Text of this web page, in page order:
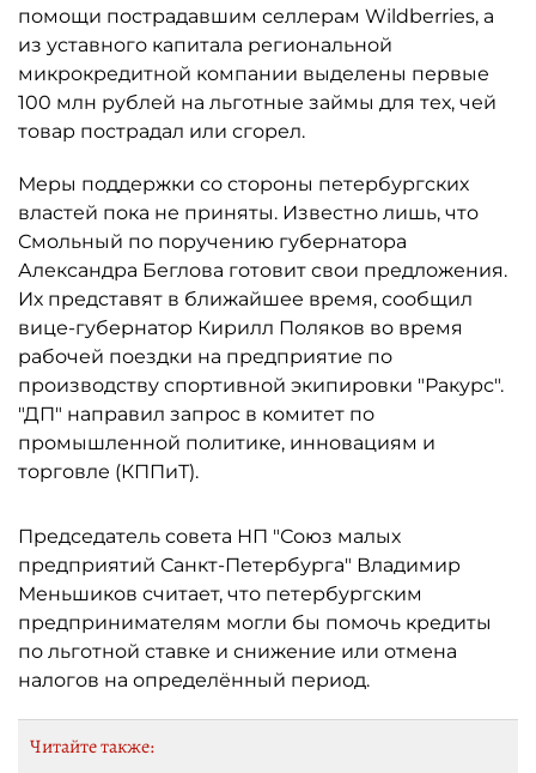
помощи пострадавшим селлерам Wildberries, а
из уставного капитала региональной
микрокредитной компании выделены первые
100 млн рублей на льготные займы для тех, чей
товар пострадал или сгорел.
Меры поддержки со стороны петербургских
властей пока не приняты. Известно лишь, что
Смольный по поручению губернатора
Александра Беглова готовит свои предложения.
Их представят в ближайшее время, сообщил
вице-губернатор Кирилл Поляков во время
рабочей поездки на предприятие по
производству спортивной экипировки "Ракурс".
"ДП" направил запрос в комитет по
промышленной политике, инновациям и
торговле (КППиТ).
Председатель совета НП "Союз малых
предприятий Санкт-Петербурга" Владимир
Меньшиков считает, что петербургским
предпринимателям могли бы помочь кредиты
по льготной ставке и снижение или отмена
налогов на определённый период.
Читайте также: